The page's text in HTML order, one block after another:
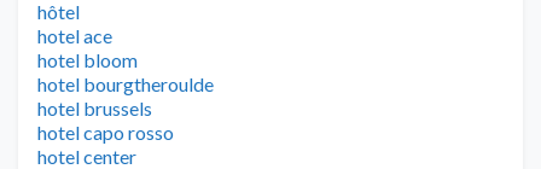
hôtel
hotel ace
hotel bloom
hotel bourgtheroulde
hotel brussels
hotel capo rosso
hotel center